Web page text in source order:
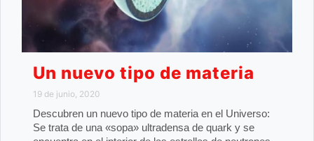
Un nuevo tipo de materia
19 de junio, 2020
Descubren un nuevo tipo de materia en el Universo:
Se trata de una «sopa» ultradensa de quark y se